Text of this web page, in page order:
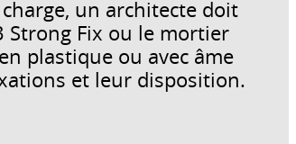
un architecte doit
Strong Fix ou le mortier
plastique ou avec âme
et leur disposition.